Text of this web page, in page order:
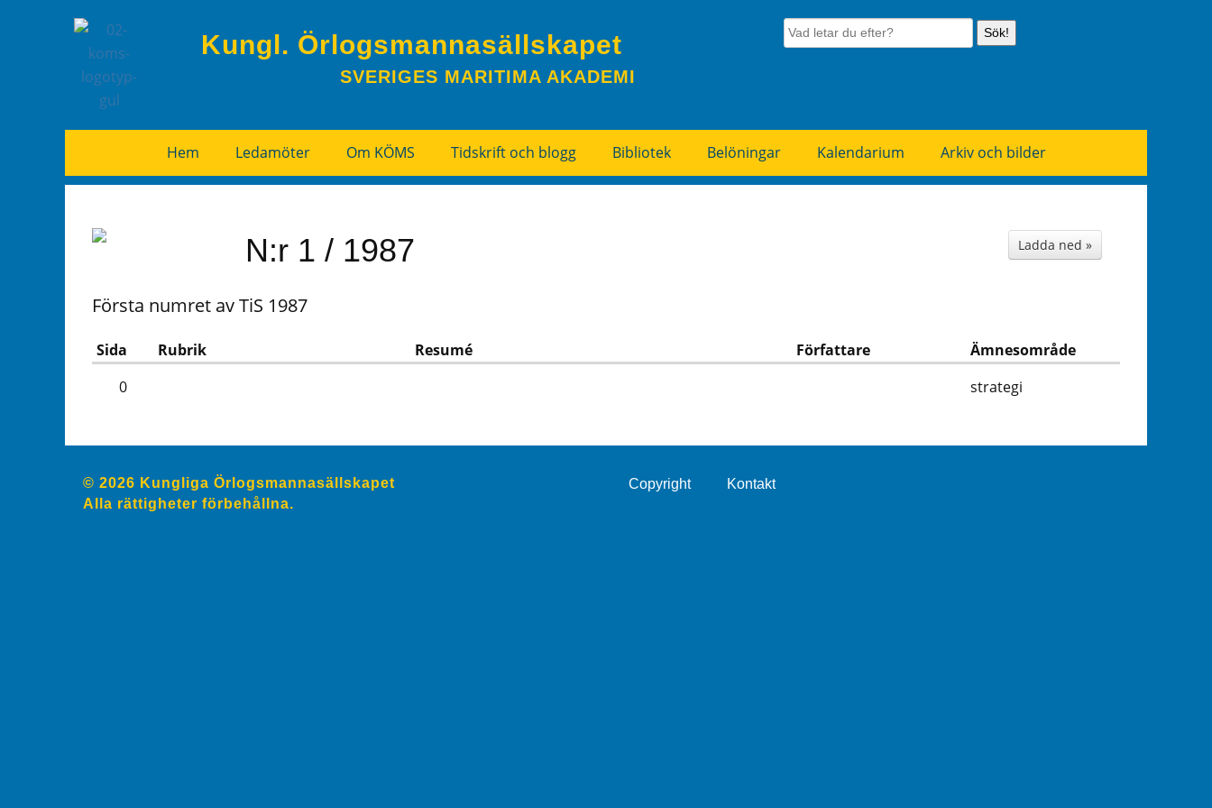
Kungl. Örlogsmannasällskapet
SVERIGES MARITIMA AKADEMI
Sök!
Hem Ledamöter Om KÖMS Tidskrift och blogg Bibliotek Belöningar Kalendarium Arkiv och bilder
N:r 1 / 1987 Ladda ned »
Första numret av TiS 1987
Sida Rubrik Resumé Författare
Ämnesområde
0
strategi
© 2026 Kungliga Örlogsmannasällskapet
Alla rättigheter förbehållna.
Copyright Kontakt